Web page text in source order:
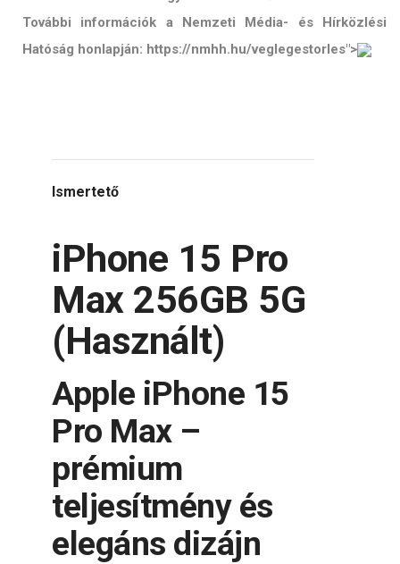
További információk a Nemzeti Média- és Hírközlési
Hatóság honlapján: https://nmhh.hu/veglegestorles">
Ismertető
iPhone 15 Pro
Max 256GB 5G
(Használt)
Apple iPhone 15
Pro Max –
prémium
teljesítmény és
elegáns dizájn